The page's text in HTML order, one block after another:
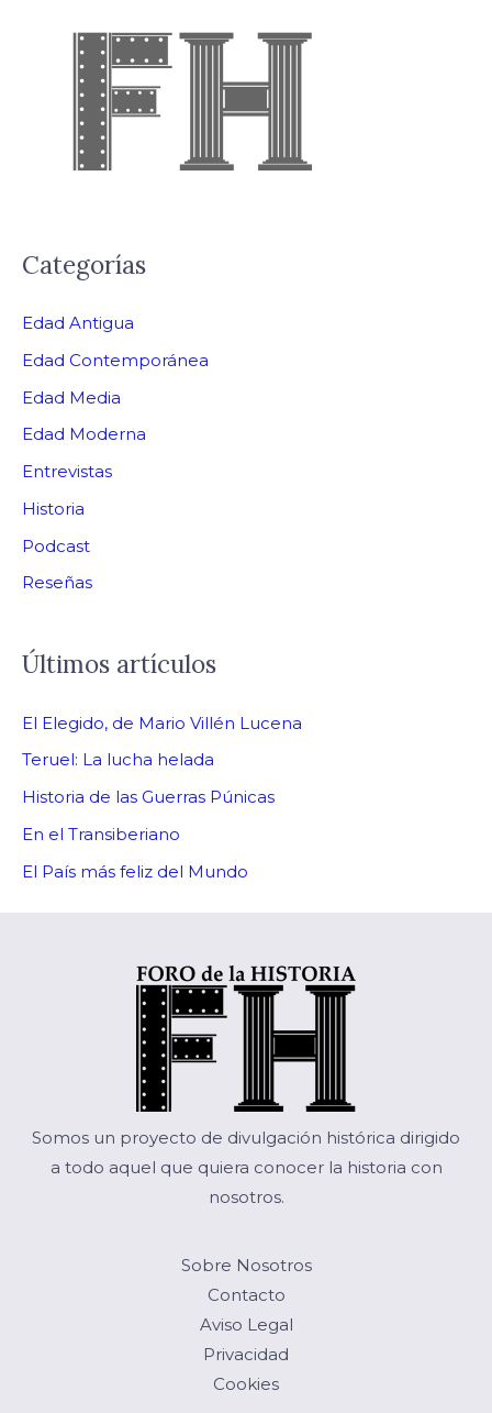
Categorías
Edad Antigua
Edad Contemporánea
Edad Media
Edad Moderna
Entrevistas
Historia
Podcast
Reseñas
Últimos artículos
El Elegido, de Mario Villén Lucena
Teruel: La lucha helada
Historia de las Guerras Púnicas
En el Transiberiano
El País más feliz del Mundo
Somos un proyecto de divulgación histórica dirigido
a todo aquel que quiera conocer la historia con
nosotros.
Sobre Nosotros
Contacto
Aviso Legal
Privacidad
Cookies